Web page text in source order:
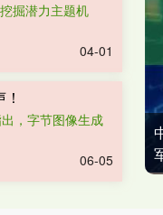
掘潜力主题机
04-01
，字节图像生成
06-05